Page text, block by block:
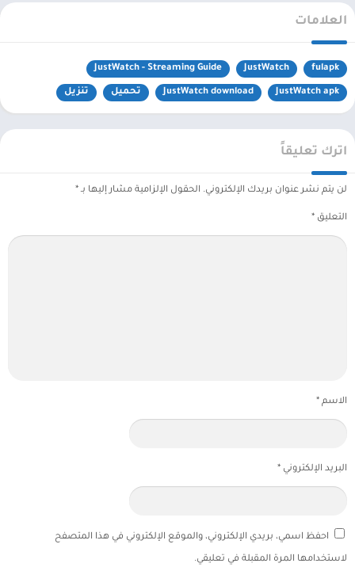
العلامات
fulapk
JustWatch
JustWatch - Streaming Guide
JustWatch apk
JustWatch download تحميل تنزيل
اترك تعليقاً
لن يتم نشر عنوان بريدك الإلكتروني. الحقول الإلزامية مشار إليها بـ *
التعليق *
الاسم *
البريد الإلكتروني *
احفظ اسمي، بريدي الإلكتروني، والموقع الإلكتروني في هذا المتصفح
لاستخدامها المرة المقبلة في تعليقي.